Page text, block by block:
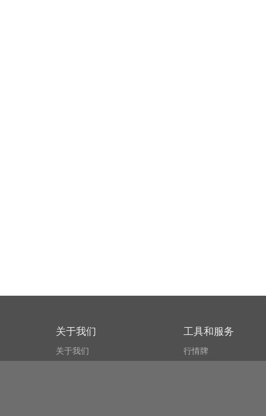
关于我们
关于我们
什么叫CSPA?
工具和服务
行情牌
比特币 显示器